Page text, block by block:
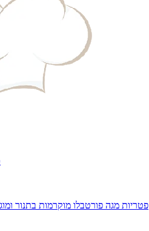
פטריות מגה פורטבלו מוקרמות בתנור